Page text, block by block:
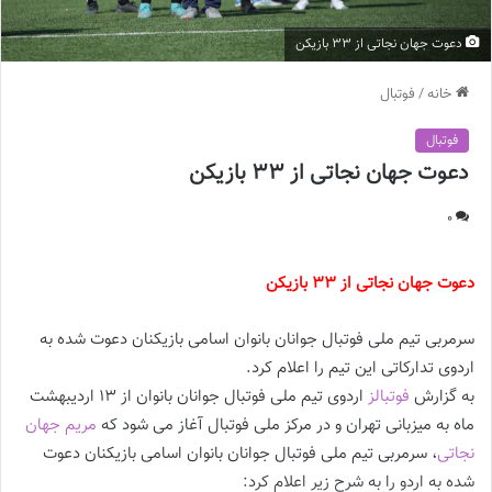
دعوت جهان نجاتی از 33 بازیکن
خانه/ فوتبال
فوتبال
دعوت جهان نجاتی از 33 بازیکن
0
دعوت جهان نجاتی از 33 بازیکن
سرمربی تیم ملی فوتبال جوانان بانوان اسامی بازیکنان دعوت شده به
اردوی تدارکاتی این تیم را اعلام کرد.
به گزارش فوتبالز
اردوی تیم ملی فوتبال جوانان بانوان از 13 اردیبهشت
ماه به میزبانی تهران و در مرکز ملی فوتبال آغاز می شود که مریم جهان
نجاتی، سرمربی تیم ملی فوتبال جوانان بانوان اسامی بازیکنان دعوت
شده به اردو را به شرح زیر اعلام کرد: